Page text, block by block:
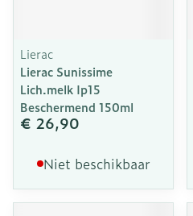
Lierac
Lierac Sunissime
Lich.melk Ip15
Beschermend 150ml
€ 26,90
Niet beschikbaar